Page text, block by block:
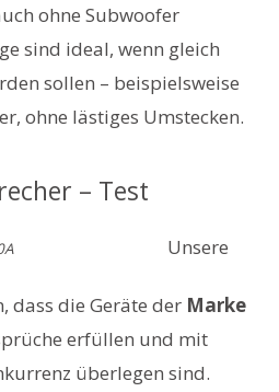
ohne Subwoofer
sind ideal, wenn gleich
sollen – beispielsweise
ohne lästiges Umstecken.
– Test
Unsere
dass die Geräte der Marke
erfüllen und mit
überlegen sind.